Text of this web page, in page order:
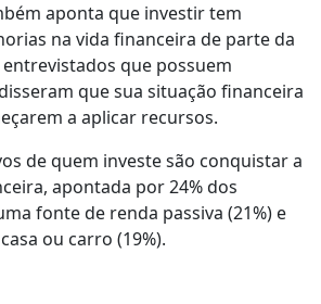
aponta que investir tem
na vida financeira de parte da
que possuem
que sua situação financeira
a aplicar recursos.
de quem investe são conquistar a
apontada por 24% dos
fonte de renda passiva (21%) e
ou carro (19%).